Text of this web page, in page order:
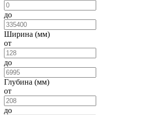
до
Ширина (мм)
от
до
Глубина (мм)
от
до